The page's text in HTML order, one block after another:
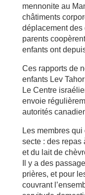
mennonite au
châtiments
déplacement des
parents
enfants ont
Ces rapports de
enfants Lev
Le Centre
envoie
autorités
Les membres
secte : des repas
et du lait de
Il y a des
prières, et pour
couvrant